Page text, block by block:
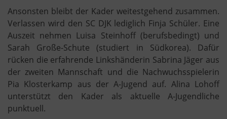
Ansonsten bleibt der Kader weitestgehend zusammen.
Verlassen wird den SC DJK lediglich Finja Schüler. Eine
Auszeit nehmen Luisa Steinhoff (berufsbedingt) und
Sarah Große-Schute (studiert in Südkorea). Dafür
rücken die erfahrende Linkshänderin Sabrina Jäger aus
der zweiten Mannschaft und die Nachwuchsspielerin
Pia Klosterkamp aus der A-Jugend auf. Alina Lohoff
unterstützt den Kader als aktuelle A-Jugendliche
punktuell.